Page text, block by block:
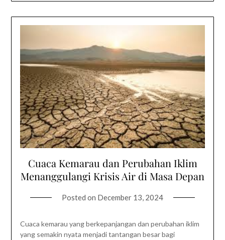
Cuaca Kemarau dan Perubahan Iklim
Menanggulangi Krisis Air di Masa Depan
Posted on December 13, 2024
Cuaca kemarau yang berkepanjangan dan perubahan iklim
yang semakin nyata menjadi tantangan besar bagi